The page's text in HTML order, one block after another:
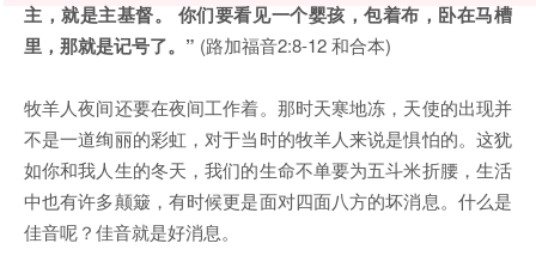
主，就是主基督。 你们要看见一个婴孩，包着布，卧在马槽
里，那就是记号了。” (路加福音2:8-12 和合本)
牧羊人夜间还要在夜间工作着。那时天寒地冻，天使的出现并
不是一道绚丽的彩虹，对于当时的牧羊人来说是惧怕的。这犹
如你和我人生的冬天，我们的生命不单要为五斗米折腰，生活
中也有许多颠簸，有时候更是面对四面八方的坏消息。什么是
佳音呢？佳音就是好消息。